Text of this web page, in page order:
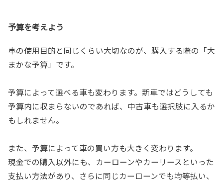
予算を考えよう
車の使用目的と同じくらい大切なのが、購入する際の「大
まかな予算」です。
予算によって選べる車も変わります。新車ではどうしても
予算内に収まらないのであれば、中古車も選択肢に入るか
もしれません。
また、予算によって車の買い方も大きく変わります。
現金での購入以外にも、カーローンやカーリースといった
支払い方法があり、さらに同じカーローンでも均等払い、